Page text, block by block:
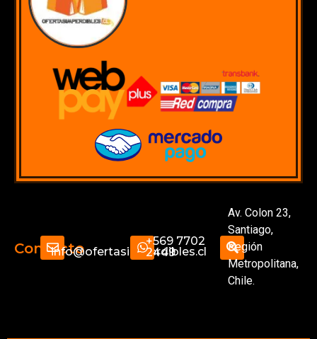
Contactoinfo@ofertasimperdibles.cl
+569 7702
2449
Av. Colon 23,
Santiago,
Región
Metropolitana,
Chile.